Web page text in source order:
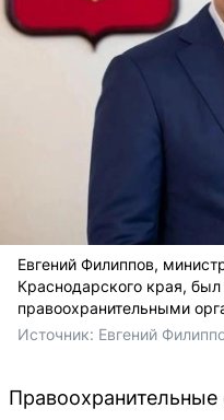
Евгений Филиппов,
Краснодарского края,
правоохранительными
Источник: Евгений